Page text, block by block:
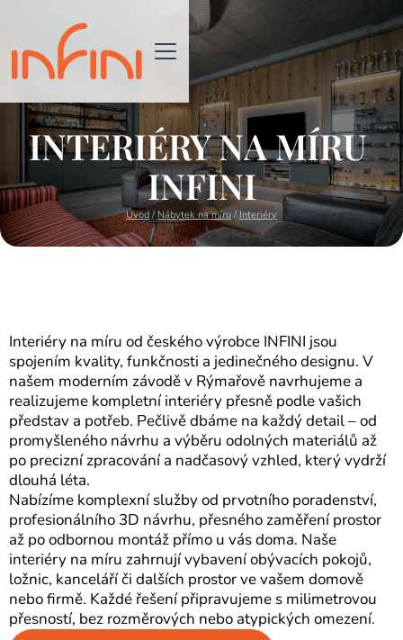
INTERIÉRY NA MÍRU
INFINI
Úvod / Nábytek na míru / Interiéry
Interiéry na míru od českého výrobce INFINI jsou
spojením kvality, funkčnosti a jedinečného designu. V
našem moderním závodě v Rýmařově navrhujeme a
realizujeme kompletní interiéry přesně podle vašich
představ a potřeb. Pečlivě dbáme na každý detail – od
promyšleného návrhu a výběru odolných materiálů až
po precizní zpracování a nadčasový vzhled, který vydrží
dlouhá léta.
Nabízíme komplexní služby od prvotního poradenství,
profesionálního 3D návrhu, přesného zaměření prostor
až po odbornou montáž přímo u vás doma. Naše
interiéry na míru zahrnují vybavení obývacích pokojů,
ložnic, kanceláří či dalších prostor ve vašem domově
nebo firmě. Každé řešení připravujeme s milimetrovou
přesností, bez rozměrových nebo atypických omezení.